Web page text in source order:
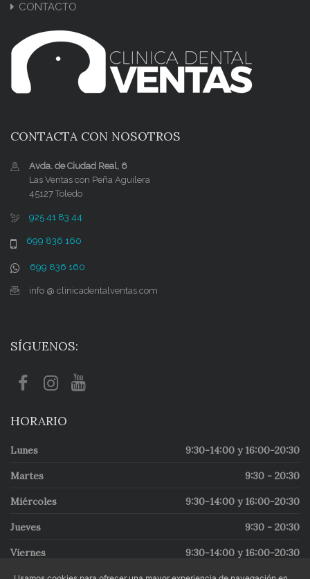
CONTACTO
CONTACTA CON NOSOTROS
Avda. de Ciudad Real, 6
Las Ventas con Peña Aguilera
45127 Toledo
925 41 83 44
699 836 160
699 836 160
info @ clinicadentalventas.com
SÍGUENOS:
HORARIO
Lunes 9:30-14:00 y 16:00-20:30
Martes 9:30 - 20:30
Miércoles 9:30-14:00 y 16:00-20:30
Jueves 9:30 - 20:30
Viernes 9:30-14:00 y 16:00-20:30